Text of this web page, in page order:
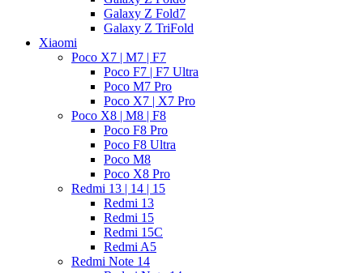
Galaxy Z Fold7
Galaxy Z TriFold
Xiaomi
Poco X7 | M7 | F7
Poco F7 | F7 Ultra
Poco M7 Pro
Poco X7 | X7 Pro
Poco X8 | M8 | F8
Poco F8 Pro
Poco F8 Ultra
Poco M8
Poco X8 Pro
Redmi 13 | 14 | 15
Redmi 13
Redmi 15
Redmi 15C
Redmi A5
Redmi Note 14